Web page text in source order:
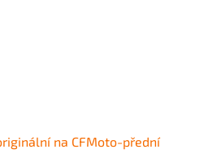
na CFMoto-přední